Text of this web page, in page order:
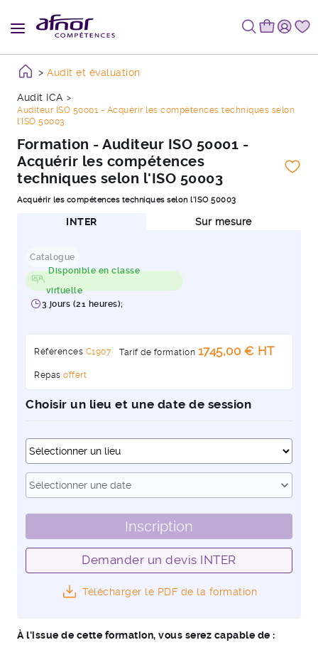
Audit et évaluation
Audit ICA
Auditeur ISO 50001 - Acquérir les compétences techniques selon
l'ISO 50003
Formation - Auditeur ISO 50001 -
Acquérir les compétences
techniques selon l'ISO 50003
Acquérir les compétences techniques selon l'ISO 50003
INTER Sur mesure
Catalogue
Disponible en classe
virtuelle
3 jours (21 heures);
Références C1907 Tarif de formation 1745,00 € HT
Repas offert
Choisir un lieu et une date de session
Sélectionner une date
expand_more
Inscription
Demander un devis INTER
Télécharger le PDF de la formation
À l'issue de cette formation, vous serez capable de :